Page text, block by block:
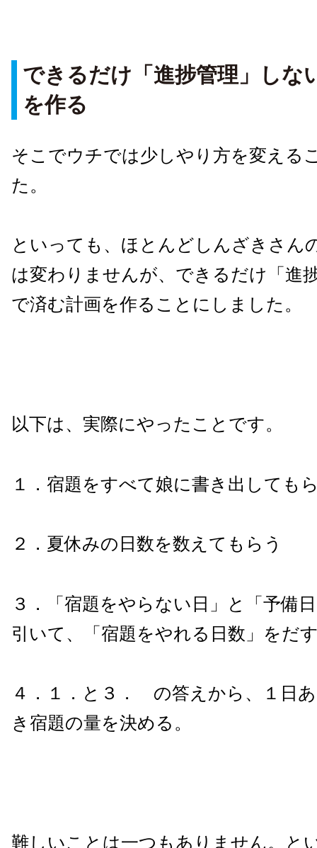
できるだけ「進捗管理」しな
を作る
そこでウチでは少しやり方を変える
た。
といっても、ほとんどしんざきさん
は変わりませんが、できるだけ「進
で済む計画を作ることにしました。
以下は、実際にやったことです。
１．宿題をすべて娘に書き出しても
２．夏休みの日数を数えてもらう
３．「宿題をやらない日」と「予備
引いて、「宿題をやれる日数」をだ
４．１．と３． の答えから、１日
き宿題の量を決める。
難しいことは一つもありません。と